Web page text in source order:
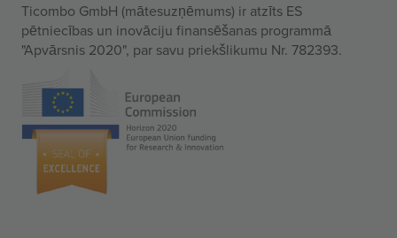
Ticombo GmbH (mātesuzņēmums) ir atzīts ES
pētniecības un inovāciju finansēšanas programmā
"Apvārsnis 2020", par savu priekšlikumu Nr. 782393.